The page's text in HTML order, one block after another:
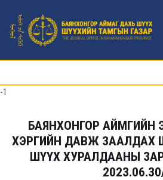
-1
БАЯНХОНГОР АЙМГИЙН
ХЭРГИЙН ДАВЖ ЗААЛДАХ
ШҮҮХ ХУРАЛДААНЫ